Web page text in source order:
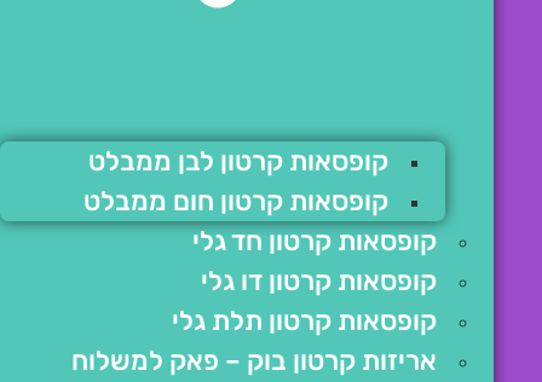
קופסאות קרטון לבן ממבלט
קופסאות קרטון חום ממבלט
קופסאות קרטון חד גלי
קופסאות קרטון דו גלי
קופסאות קרטון תלת גלי
אריזות קרטון בוק – פאק למשלוח